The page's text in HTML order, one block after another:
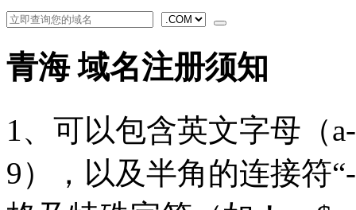
青海 域名注册须知
1、可以包含英文字母（
9），以及半角的连接符